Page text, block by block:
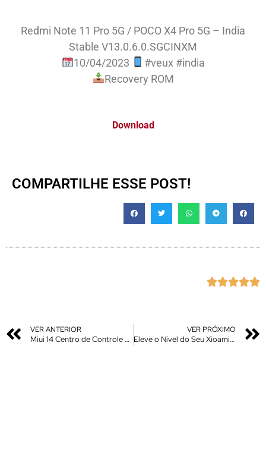
Redmi Note 11 Pro 5G / POCO X4 Pro 5G – India
Stable V13.0.6.0.SGCINXM
10/04/2023
#veux #india
Recovery ROM
Download
COMPARTILHE ESSE POST!

VER ANTERIOR
Miui 14 Centro de Controle – Nova Atualização – Instale Agora – SUP – Sem Rooot
VER PRÓXIMO
Eleve o Nível do Seu Xioami – Top 2 Miui Control Center Theme MTZ – Instale Agora